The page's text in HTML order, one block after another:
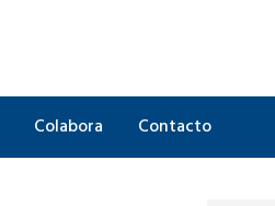
Colabora Contacto